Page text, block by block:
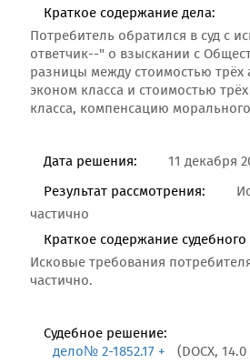
Краткое содержание дела:
Потребитель обратился в суд с
ответчик--" о взыскании с
разницы между стоимостью трёх
эконом класса и стоимостью
класса, компенсацию
Дата решения:
11 декабря
Результат рассмотрения:
частично
Краткое содержание
Исковые требования
частично.
Судебное решение:
дело№ 2-1852.17 + (DOCX,